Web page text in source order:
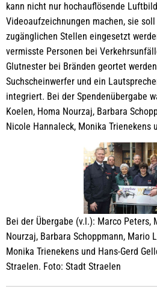
kann nicht nur hochauflösende
Videoaufzeichnungen machen, sie
zugänglichen Stellen eingesetzt
vermisste Personen bei
Glutnester bei Bränden geortet
Suchscheinwerfer und ein
integriert. Bei der Spendenübergabe
Koelen, Homa Nourzaj, Barbara
Nicole Hannaleck, Monika Trienekens
Bei der Übergabe (v.l.): Marco Peters,
Nourzaj, Barbara Schoppmann, Mario
Monika Trienekens und Hans-Gerd
Straelen. Foto: Stadt Straelen